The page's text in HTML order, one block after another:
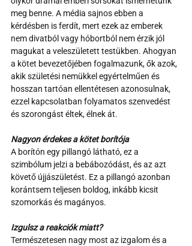
meg benne. A média sajnos ebben a
kérdésben is ferdít, mert ezek az emberek
nem divatból vagy hóbortból nem érzik jól
magukat a veleszületett testükben. Ahogyan
a kötet bevezetőjében fogalmazunk, ők azok,
akik születési nemükkel egyértelműen és
hosszan tartóan ellentétesen azonosulnak,
ezzel kapcsolatban folyamatos szenvedést
és szorongást éltek, élnek át.
Nagyon érdekes a kötet borítója
A borítón egy pillangó látható, ez a
szimbólum jelzi a bebábozódást, és az azt
követő újjászületést. Ez a pillangó azonban
korántsem teljesen boldog, inkább kicsit
szomorkás és magányos.
Izgulsz a reakciók miatt?
Természetesen nagy most az izgalom és a